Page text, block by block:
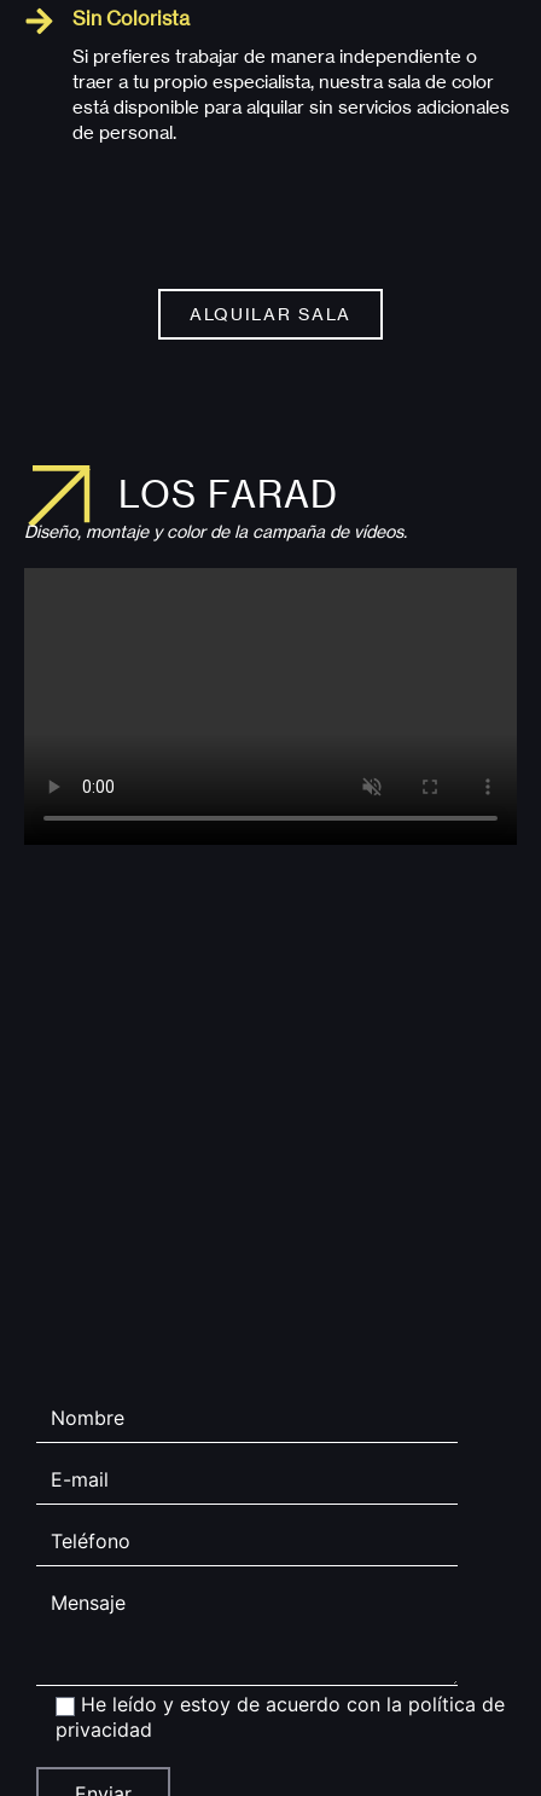
Sin Colorista
Si prefieres trabajar de manera independiente o
traer a tu propio especialista, nuestra sala de color
está disponible para alquilar sin servicios adicionales
de personal.
ALQUILAR SALA
LOS FARAD
Diseño, montaje y color de la campaña de vídeos.
He leído y estoy de acuerdo con la política de
privacidad